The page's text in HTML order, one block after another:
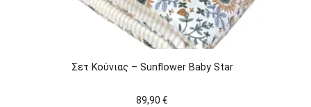
Σετ Κούνιας – Sunflower Baby Star
89,90 €